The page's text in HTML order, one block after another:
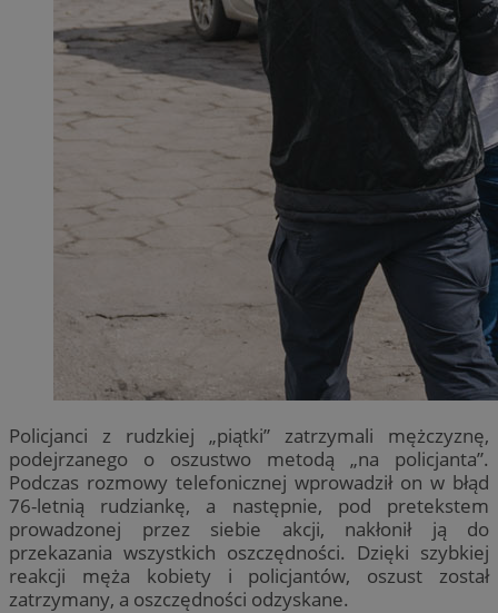
Policjanci z rudzkiej „piątki” zatrzymali mężczyznę,
podejrzanego o oszustwo metodą „na policjanta”.
Podczas rozmowy telefonicznej wprowadził on w błąd
76-letnią rudziankę, a następnie, pod pretekstem
prowadzonej przez siebie akcji, nakłonił ją do
przekazania wszystkich oszczędności. Dzięki szybkiej
reakcji męża kobiety i policjantów, oszust został
zatrzymany, a oszczędności odzyskane.